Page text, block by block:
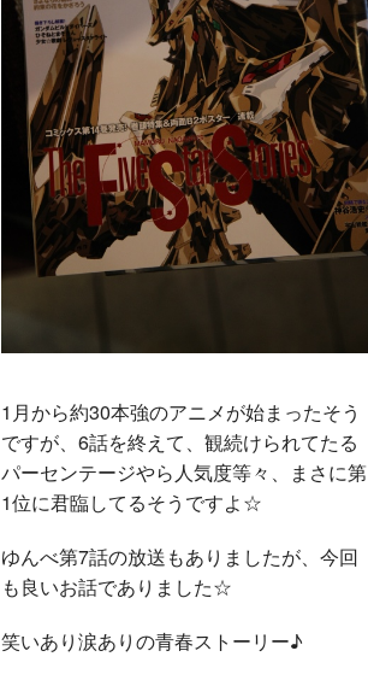
1月から約30本強のアニメが始まったそう
ですが、6話を終えて、観続けられてたる
パーセンテージやら人気度等々、まさに第
1位に君臨してるそうですよ☆
ゆんべ第7話の放送もありましたが、今回
も良いお話でありました☆
笑いあり涙ありの青春ストーリー♪